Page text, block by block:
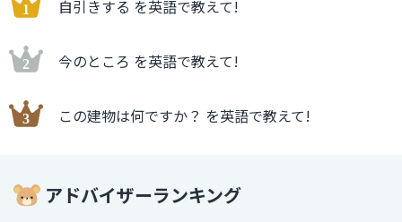
自引きする を英語で教えて!
今のところ を英語で教えて!
この建物は何ですか？ を英語で教えて!
アドバイザーランキング